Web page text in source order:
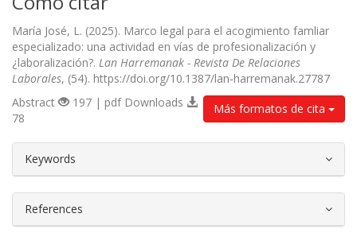
María José, L. (2025). Marco legal para el acogimiento famliar
especializado: una actividad en vías de profesionalización y
¿laboralización?. Lan Harremanak - Revista De Relaciones
Laborales, (54). https://doi.org/10.1387/lan-harremanak.27787
Más formatos de cita
Abstract
197 | pdf Downloads
78
Keywords
References